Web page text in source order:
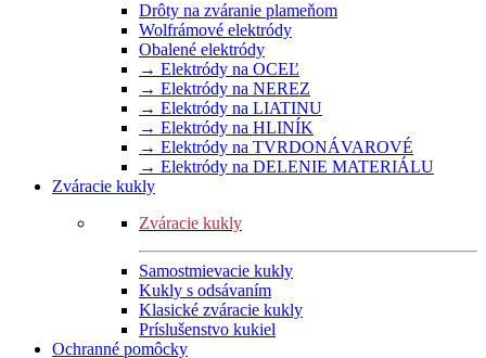
Drôty na zváranie plameňom
Wolfrámové elektródy
Obalené elektródy
→ Elektródy na OCEĽ
→ Elektródy na NEREZ
→ Elektródy na LIATINU
→ Elektródy na HLINÍK
→ Elektródy na TVRDONÁVAROVÉ
→ Elektródy na DELENIE MATERIÁLU
Zváracie kukly
Zváracie kukly
Samostmievacie kukly
Kukly s odsávaním
Klasické zváracie kukly
Príslušenstvo kukiel
Ochranné pomôcky